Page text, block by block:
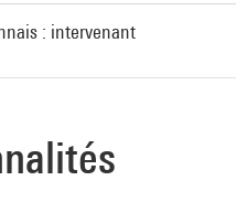
: intervenant